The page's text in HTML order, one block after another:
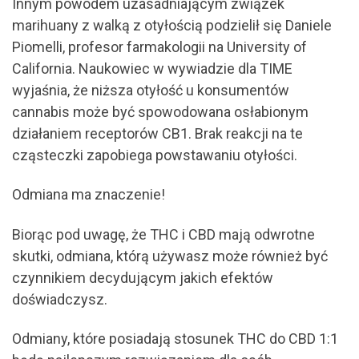
marihuany z walką z otyłością podzielił się Daniele
Piomelli, profesor farmakologii na University of
California. Naukowiec w wywiadzie dla TIME
wyjaśnia, że niższa otyłość u konsumentów
cannabis może być spowodowana osłabionym
działaniem receptorów CB1. Brak reakcji na te
cząsteczki zapobiega powstawaniu otyłości.
Odmiana ma znaczenie!
Biorąc pod uwagę, że THC i CBD mają odwrotne
skutki, odmiana, którą używasz może również być
czynnikiem decydującym jakich efektów
doświadczysz.
Odmiany, które posiadają stosunek THC do CBD 1:1